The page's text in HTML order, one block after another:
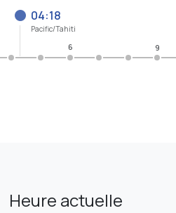
04:18
Pacific/Tahiti
6 9
Heure actuelle